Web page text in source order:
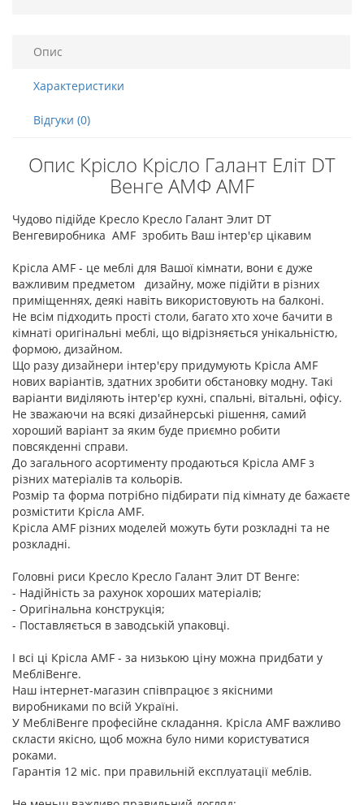
Опис
Характеристики
Відгуки (0)
Опис Крісло Крісло Галант Еліт DT
Венге АМФ AMF
Чудово підійде Кресло Кресло Галант Элит DT
Венгевиробника AMF зробить Ваш інтер'єр цікавим
Крісла AMF - це меблі для Вашої кімнати, вони є дуже
важливим предметом дизайну, може підійти в різних
приміщеннях, деякі навіть використовують на балконі.
Не всім підходить прості столи, багато хто хоче бачити в
кімнаті оригінальні меблі, що відрізняється унікальністю,
формою, дизайном.
Що разу дизайнери інтер'єру придумують Крісла AMF
нових варіантів, здатних зробити обстановку модну. Такі
варіанти виділяють інтер'єр кухні, спальні, вітальні, офісу.
Не зважаючи на всякі дизайнерські рішення, самий
хороший варіант за яким буде приємно робити
повсякденні справи.
До загального асортименту продаються Крісла AMF з
різних матеріалів та кольорів.
Розмір та форма потрібно підбирати під кімнату де бажаєте
розмістити Крісла AMF.
Крісла AMF різних моделей можуть бути розкладні та не
розкладні.
Головні риси Кресло Кресло Галант Элит DT Венге:
- Надійність за рахунок хороших матеріалів;
- Оригінальна конструкція;
- Поставляється в заводській упаковці.
І всі ці Крісла AMF - за низькою ціну можна придбати у
МебліВенге.
Наш інтернет-магазин співпрацює з якісними
виробниками по всій Україні.
У МебліВенге професійне складання. Крісла AMF важливо
скласти якісно, щоб можна було ними користуватися
роками.
Гарантія 12 міс. при правильній експлуатації меблів.